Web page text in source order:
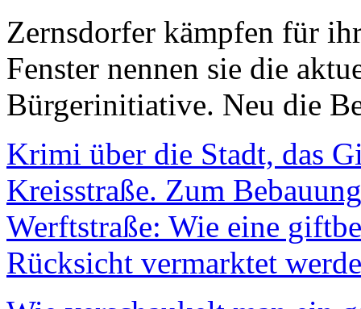
Zernsdorfer kämpfen für
Fenster nennen sie die
Bürgerinitiative. Neu die
Krimi über die Stadt, das
Kreisstraße. Zum
Werftstraße: Wie eine
Rücksicht vermarktet